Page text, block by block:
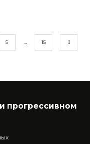
5 … 15
прогрессивном